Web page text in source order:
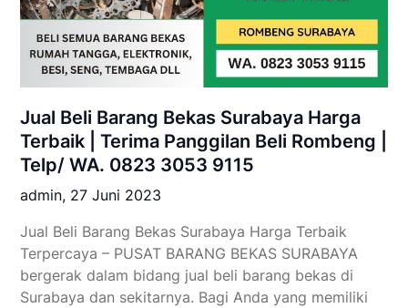
Jual Beli Barang Bekas Surabaya Harga
Terbaik | Terima Panggilan Beli Rombeng |
Telp/ WA. 0823 3053 9115
admin, 27 Juni 2023
Jual Beli Barang Bekas Surabaya Harga Terbaik
Terpercaya – PUSAT BARANG BEKAS SURABAYA
bergerak dalam bidang jual beli barang bekas di
Surabaya dan sekitarnya. Bagi Anda yang memiliki